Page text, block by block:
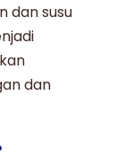
dan susu
dan